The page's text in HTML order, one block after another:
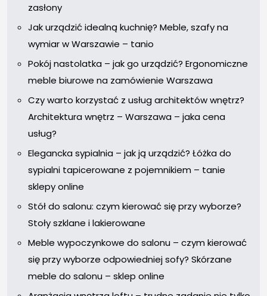
zasłony
Jak urządzić idealną kuchnię? Meble, szafy na
wymiar w Warszawie – tanio
Pokój nastolatka – jak go urządzić? Ergonomiczne
meble biurowe na zamówienie Warszawa
Czy warto korzystać z usług architektów wnętrz?
Architektura wnętrz – Warszawa – jaka cena
usług?
Elegancka sypialnia – jak ją urządzić? Łóżka do
sypialni tapicerowane z pojemnikiem – tanie
sklepy online
Stół do salonu: czym kierować się przy wyborze?
Stoły szklane i lakierowane
Meble wypoczynkowe do salonu – czym kierować
się przy wyborze odpowiedniej sofy? Skórzane
meble do salonu – sklep online